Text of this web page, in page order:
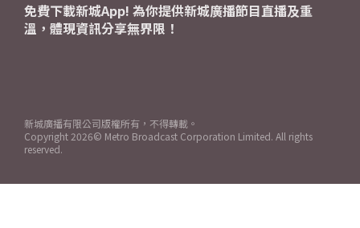
免費下載新城App! 為你提供新城廣播節目直播及重
溫，體現資訊分享無界限！
新城廣播有限公司版權所有，不得轉載。
Copyright 2026© Metro Broadcast Corporation Limited. All rights
reserved.